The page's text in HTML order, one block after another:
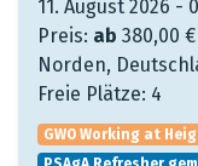
11. August 2026 -
Preis: ab 380,00 €
Norden,
Freie Plätze: 4
GWO Working at